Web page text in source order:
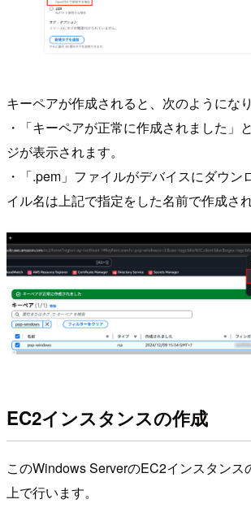
キーペアが作成されると、次のようになり
・「キーペアが正常に作成されました」
ジが表示されます。
・「.pem」ファイルがデバイスにダウン
イル名は上記で指定をした名前で作成され
EC2インスタンスの作成
このWindows ServerのEC2インスタンス
上で行います。